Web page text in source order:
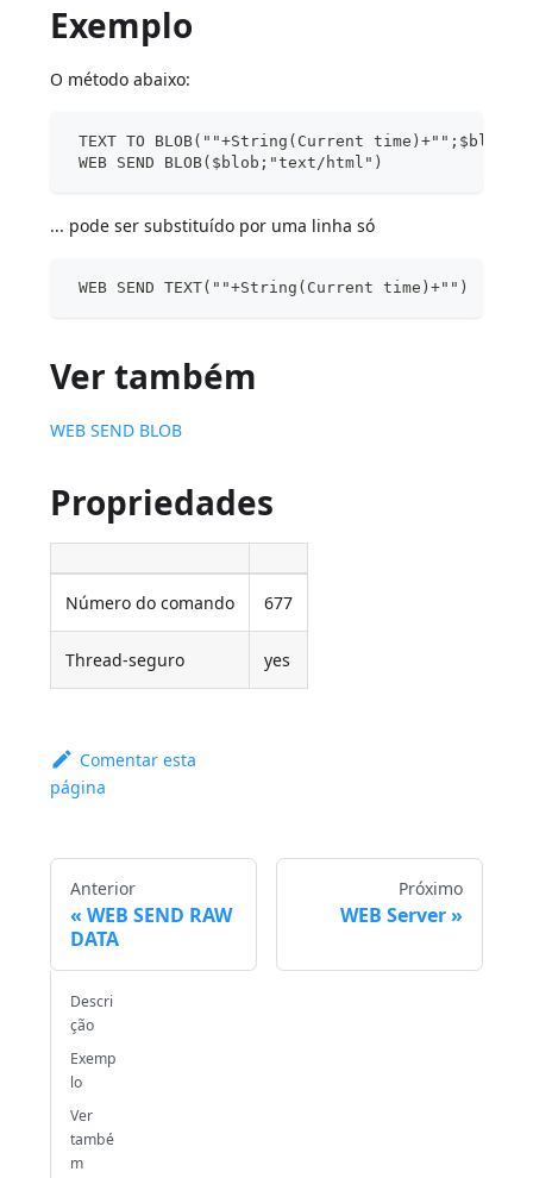
Exemplo
O método abaixo:
TEXT TO BLOB(""+String(Current
WEB SEND BLOB($blob;"text/html")
... pode ser substituído por uma linha só
WEB SEND TEXT(""+String(Current time)+"")
Ver também
WEB SEND BLOB
Propriedades
Número do comando 677
Thread-seguro yes
Comentar esta
página
Anterior
WEB SEND RAW
DATA
Próximo
WEB Server
Descri
ção
Exemp
lo
Ver
també
m